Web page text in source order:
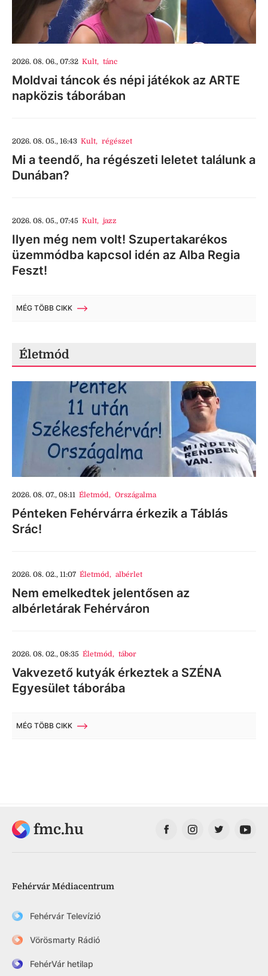
2026. 08. 06., 07:32 Kult, tánc
Moldvai táncok és népi játékok az ARTE
napközis táborában
2026. 08. 05., 16:43 Kult, régészet
Mi a teendő, ha régészeti leletet találunk a
Dunában?
2026. 08. 05., 07:45 Kult, jazz
Ilyen még nem volt! Szupertakarékos
üzemmódba kapcsol idén az Alba Regia
Feszt!
MÉG TÖBB CIKK
Életmód
2026. 08. 07., 08:11 Életmód, Országalma
Pénteken Fehérvárra érkezik a Táblás
Srác!
2026. 08. 02., 11:07 Életmód, albérlet
Nem emelkedtek jelentősen az
albérletárak Fehérváron
2026. 08. 02., 08:35 Életmód, tábor
Vakvezető kutyák érkeztek a SZÉNA
Egyesület táborába
MÉG TÖBB CIKK
fmc.hu
Fehérvár Médiacentrum
Fehérvár Televízió
Vörösmarty Rádió
FehérVár hetilap